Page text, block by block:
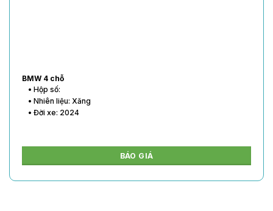
BMW 4 chỗ
• Hộp số:
• Nhiên liệu: Xăng
• Đời xe: 2024
BÁO GIÁ